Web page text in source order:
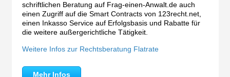
schriftlichen Beratung auf Frag-einen-Anwalt.de auch
einen Zugriff auf die Smart Contracts von 123recht.net,
einen Inkasso Service auf Erfolgsbasis und Rabatte für
die weitere außergerichtliche Tätigkeit.
Weitere Infos zur Rechtsberatung Flatrate
Mehr Infos